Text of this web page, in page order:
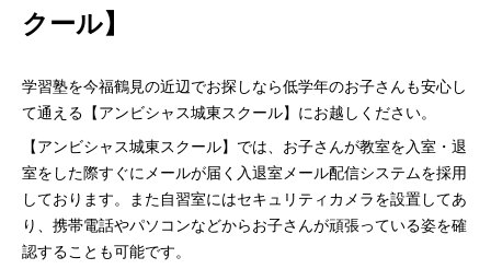
クール】
学習塾を今福鶴見の近辺でお探しなら低学年のお子さんも安心し
て通える【アンビシャス城東スクール】にお越しください。
【アンビシャス城東スクール】では、お子さんが教室を入室・退
室をした際すぐにメールが届く入退室メール配信システムを採用
しております。また自習室にはセキュリティカメラを設置してあ
り、携帯電話やパソコンなどからお子さんが頑張っている姿を確
認することも可能です。